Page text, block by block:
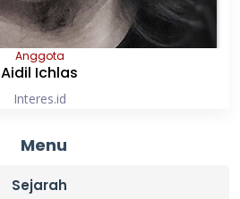
Anggota
Aidil Ichlas
Interes.id
Menu
Sejarah